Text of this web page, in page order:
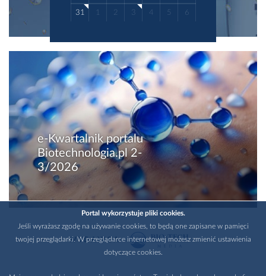
31 1 2 3 4 5 6
e-Kwartalnik portalu
Biotechnologia.pl 2-
3/2026
WYDAWCA
Portal wykorzystuje pliki cookies.
Jeśli wyrażasz zgodę na używanie cookies, to będą one zapisane w pamięci
twojej przeglądarki. W przeglądarce internetowej możesz zmienić ustawienia
dotyczące cookies.